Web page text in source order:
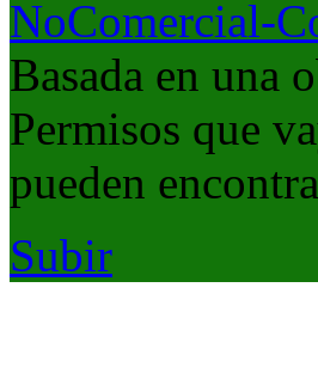
NoComercial-
Basada en una
Permisos que
pueden
Subir